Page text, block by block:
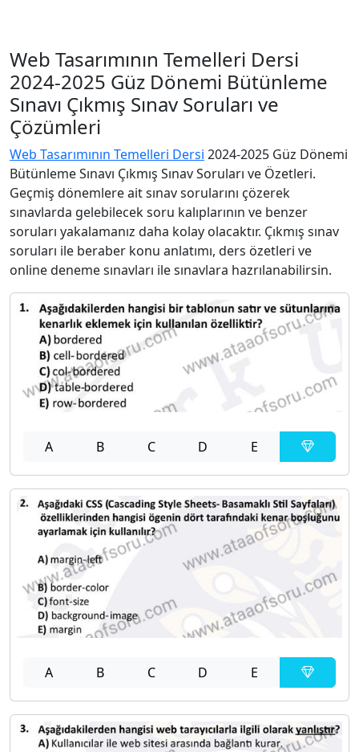
Web Tasarımının Temelleri Dersi
2024-2025 Güz Dönemi Bütünleme
Sınavı Çıkmış Sınav Soruları ve
Çözümleri
Web Tasarımının Temelleri Dersi 2024-2025 Güz Dönemi
Bütünleme Sınavı Çıkmış Sınav Soruları ve Özetleri.
Geçmiş dönemlere ait sınav sorularını çözerek
sınavlarda gelebilecek soru kalıplarının ve benzer
soruları yakalamanız daha kolay olacaktır. Çıkmış sınav
soruları ile beraber konu anlatımı, ders özetleri ve
online deneme sınavları ile sınavlara hazrılanabilirsin.
A B C D E
A B C D E